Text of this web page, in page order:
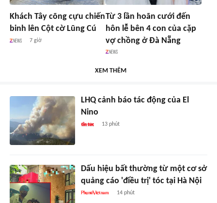
Khách Tây cõng cựu chiến
binh lên Cột cờ Lũng Cú
7 giờ
Từ 3 lần hoãn cưới đến
hôn lễ bên 4 con của cặp
vợ chồng ở Đà Nẵng
XEM THÊM
LHQ cảnh báo tác động của El
Nino
13 phút
Dấu hiệu bất thường từ một cơ sở
quảng cáo 'điều trị' tóc tại Hà Nội
14 phút